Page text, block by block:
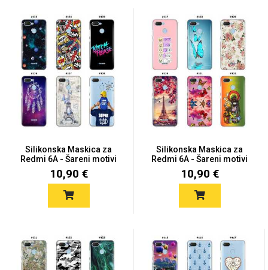
Silikonska Maskica za
Redmi 6A - Šareni motivi
10,90 €
Silikonska Maskica za
Redmi 6A - Šareni motivi
10,90 €
Quotes Collection Cirkus